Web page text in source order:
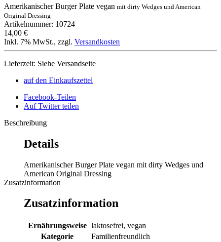
Amerikanischer Burger Plate vegan mit dirty Wedges und American
Original Dressing
Artikelnummer: 10724
14,00 €
Inkl. 7% MwSt., zzgl. Versandkosten
Lieferzeit: Siehe Versandseite
auf den Einkaufszettel
Facebook-Teilen
Auf Twitter teilen
Beschreibung
Details
Amerikanischer Burger Plate vegan mit dirty Wedges und
American Original Dressing
Zusatzinformation
Zusatzinformation
Ernährungsweise laktosefrei, vegan
Kategorie
Familienfreundlich